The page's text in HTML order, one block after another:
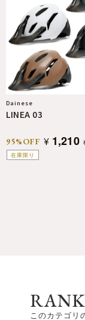
在庫限り
Dainese
LINEA 03
95%OFF ¥ 1,210
このカテゴリ